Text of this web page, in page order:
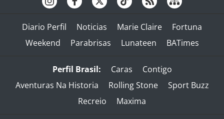
Diario Perfil Noticias Marie Claire
Fortuna
Weekend
Parabrisas Lunateen BATimes
Perfil Brasil: Caras
Contigo
Aventuras Na Historia
Rolling Stone
Sport Buzz
Recreio
Maxima